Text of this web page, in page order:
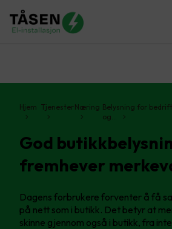
Hjem Tjenester Næring Belysning for bedrift
og…
God
fremhever
Dagens forbrukere forventer å få
på nett som i butikk. Det betyr at
skinne gjennom også i butikk, fra